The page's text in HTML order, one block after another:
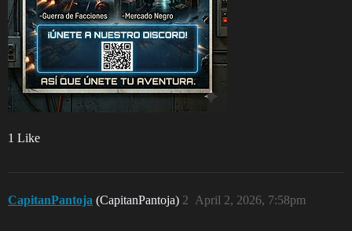
1 Like
CapitanPantoja (CapitanPantoja) April 2, 2026, 7:58pm
2